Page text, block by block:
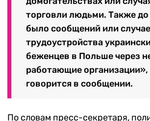
торговли людьми. Также до
было сообщений или
трудоустройства
беженцев в Польше через
работающие
говорится в сообщении.
По словам пресс-секретаря,